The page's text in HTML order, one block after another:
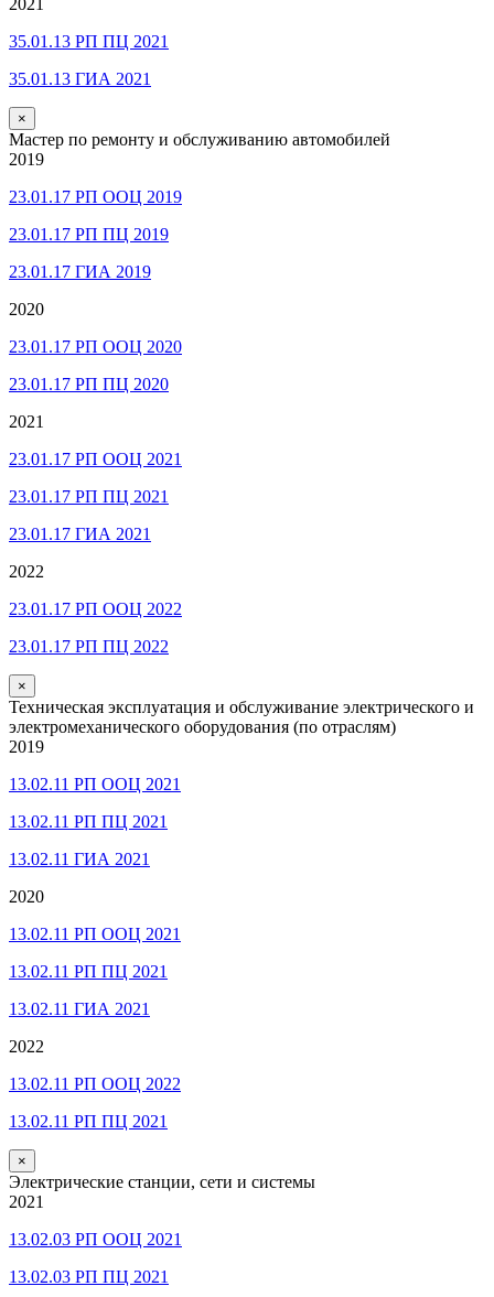
35.01.13 РП ПЦ 2021
35.01.13 ГИА 2021
×
Мастер по ремонту и обслуживанию автомобилей
2019
23.01.17 РП ООЦ 2019
23.01.17 РП ПЦ 2019
23.01.17 ГИА 2019
2020
23.01.17 РП ООЦ 2020
23.01.17 РП ПЦ 2020
2021
23.01.17 РП ООЦ 2021
23.01.17 РП ПЦ 2021
23.01.17 ГИА 2021
2022
23.01.17 РП ООЦ 2022
23.01.17 РП ПЦ 2022
×
Техническая эксплуатация и обслуживание электрического и
электромеханического оборудования (по отраслям)
2019
13.02.11 РП ООЦ 2021
13.02.11 РП ПЦ 2021
13.02.11 ГИА 2021
2020
13.02.11 РП ООЦ 2021
13.02.11 РП ПЦ 2021
13.02.11 ГИА 2021
2022
13.02.11 РП ООЦ 2022
13.02.11 РП ПЦ 2021
×
Электрические станции, сети и системы
2021
13.02.03 РП ООЦ 2021
13.02.03 РП ПЦ 2021